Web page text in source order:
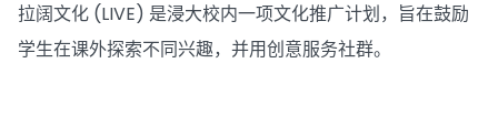
拉阔文化 (LIVE) 是浸大校内一项文化推广计划，旨在鼓励
学生在课外探索不同兴趣，并用创意服务社群。